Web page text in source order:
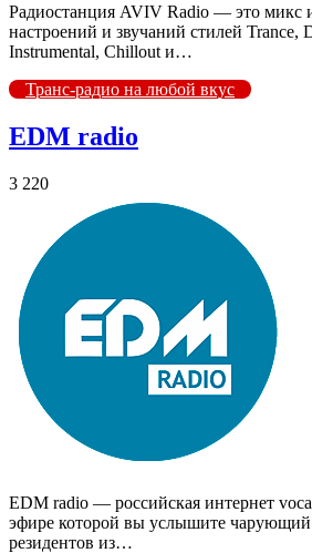
Радиостанция AVIV Radio — это микс
настроений и звучаний стилей Trance,
Instrumental, Chillout и…
Транс-радио на любой вкус
EDM radio
3 220
EDM radio — российская интернет
эфире которой вы услышите чарующий
резидентов из…